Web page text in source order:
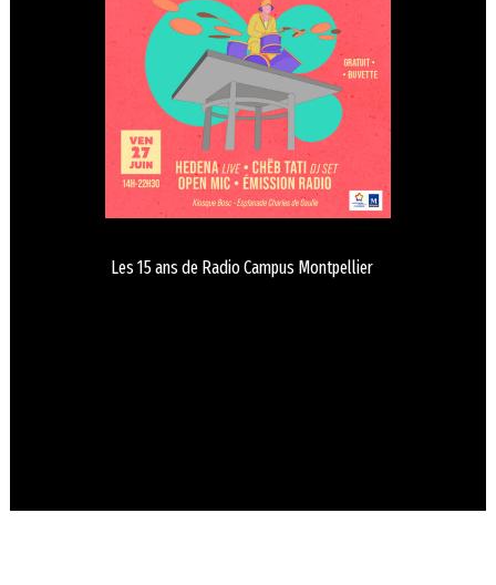
Les 15 ans de Radio Campus Montpellier